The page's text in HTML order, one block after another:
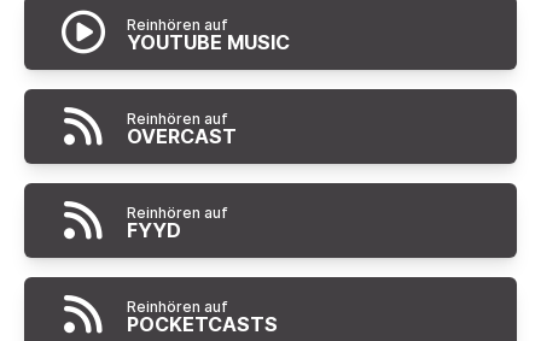
Reinhören auf
YOUTUBE MUSIC
Reinhören auf
OVERCAST
Reinhören auf
FYYD
Reinhören auf
POCKETCASTS